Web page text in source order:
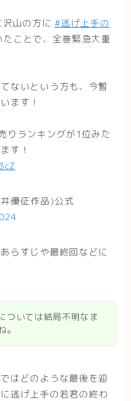
山の方に #逃げ上手の
ことで、全巻緊急大重
ないという方も、今暫
ます！
りランキングが1位みた
す！
優征作品)公式
らすじや最終回などに
ついては結局不明なま
。
はどのような最後を迎
逃げ上手の若君の終わ